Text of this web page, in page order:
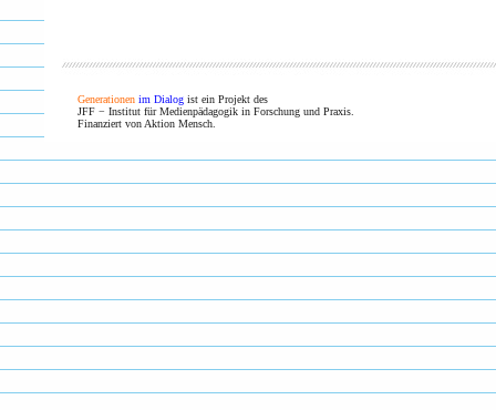
Generationen im Dialog ist ein Projekt des
JFF − Institut für Medienpädagogik in Forschung und Praxis.
Finanziert von Aktion Mensch.